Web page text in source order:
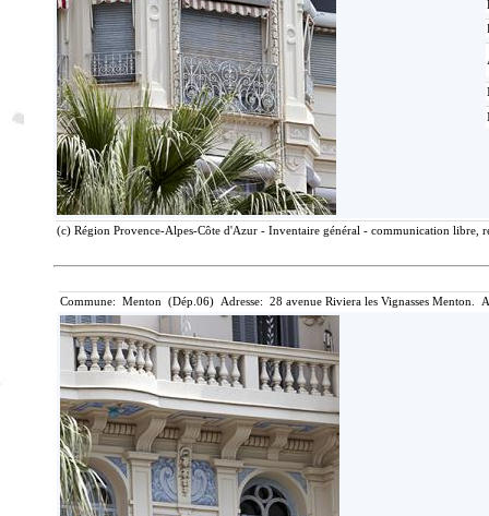
(c) Région Provence-Alpes-Côte d'Azur - Inventaire général - communication libre,
Commune: Menton (Dép.06) Adresse: 28 avenue Riviera les Vignasses Menton.